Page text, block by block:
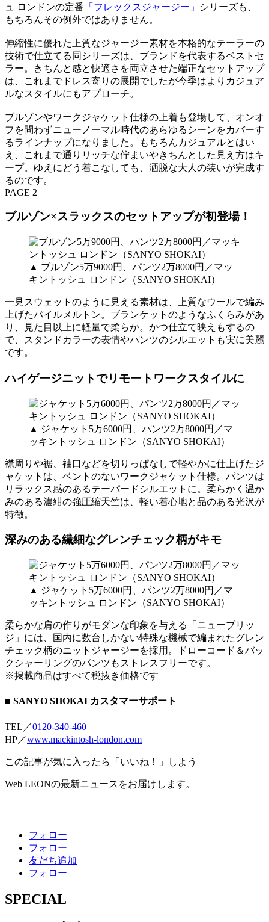
ュ ロンドンの定番 「フレックスジャージー」
シリーズも、
もちろんその例外ではありません。
伸縮性に優れた上質なジャージー素材を本格的なテーラーの
技術で仕立てる同シリーズは、ブランドを代表するベストセ
ラー。きちんと感と快適さを両立させた端正なセットアップ
は、これまでドレス寄りの展開でしたが今季はよりカジュア
ルなスタイルにもアプローチ。
ブルゾンやワークジャケット仕様の上着も登場して、オンオ
フを問わずニューノーマル時代のあらゆるシーンをカバーす
るラインナップになりました。もちろんカジュアルとはい
え、これまで通りリッチな佇まいやきちんとした見え方はキ
ープ。ゆえにどう着こなしても、洒脱な大人の装いが完成す
るのです。
PAGE 2
ブルゾン×スラックスのセットアップが初登場！
▲ ブルゾン5万9000円、パンツ2万8000円／マッ
キントッシュ ロンドン（SANYO SHOKAI）
一見スウェットのように見える素材は、上質なウールで編み
上げたパイルメルトン。ブランケットのようなふくらみがあ
り、見た目以上に軽量で柔らか。かつ仕立て映えもするの
で、スタンドカラーの表情やパンツのシルエットも実に美麗
です。
ハイゲージニットでリモートワークスタイルに
▲ ジャケット5万6000円、パンツ2万8000円／マ
ッキントッシュ ロンドン（SANYO SHOKAI）
襟周りや裾、袖口などを切りっぱなしで軽やかに仕上げたジ
ャケットは、ベントのないワークジャケット仕様。パンツは
リラックス感のあるテーパードシルエットに。柔らかく温か
みのある濃紺の強圧縮天竺は、軽い着心地と品のある光沢が
特徴。
深みのある繊細なグレンチェック柄がキモ
▲ ジャケット5万6000円、パンツ2万8000円／マ
ッキントッシュ ロンドン（SANYO SHOKAI）
柔らかな肩の作りがモダンな印象を与える「ニューブリッ
ジ」には、国内に数台しかない特殊な機械で編まれたグレン
チェック柄のニットジャージーを採用。ドローコード＆バッ
クシャーリングのパンツもストレスフリーです。
※掲載商品はすべて税抜き価格です
■ SANYO SHOKAI カスタマーサポート
TEL／0120-340-460
HP／www.mackintosh-london.com
この記事が気に入ったら「いいね！」しよう
Web LEONの最新ニュースをお届けします。
フォロー
フォロー
友だち追加
フォロー
SPECIAL